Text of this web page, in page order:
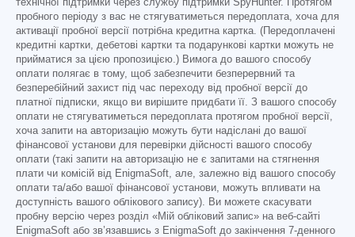
технічної підтримки через службу підтримки SpyHunter. Протягом
пробного періоду з вас не стягуватиметься передоплата, хоча для
активації пробної версії потрібна кредитна картка. (Передоплачені
кредитні картки, дебетові картки та подарункові картки можуть не
прийматися за цією пропозицією.) Вимога до вашого способу
оплати полягає в тому, щоб забезпечити безперервний та
безперебійний захист під час переходу від пробної версії до
платної підписки, якщо ви вирішите придбати її. З вашого способу
оплати не стягуватиметься передоплата протягом пробної версії,
хоча запити на авторизацію можуть бути надіслані до вашої
фінансової установи для перевірки дійсності вашого способу
оплати (такі запити на авторизацію не є запитами на стягнення
плати чи комісій від EnigmaSoft, але, залежно від вашого способу
оплати та/або вашої фінансової установи, можуть впливати на
доступність вашого облікового запису). Ви можете скасувати
пробну версію через розділ «Мій обліковий запис» на веб-сайті
EnigmaSoft або зв’язавшись з EnigmaSoft до закінчення 7-денного